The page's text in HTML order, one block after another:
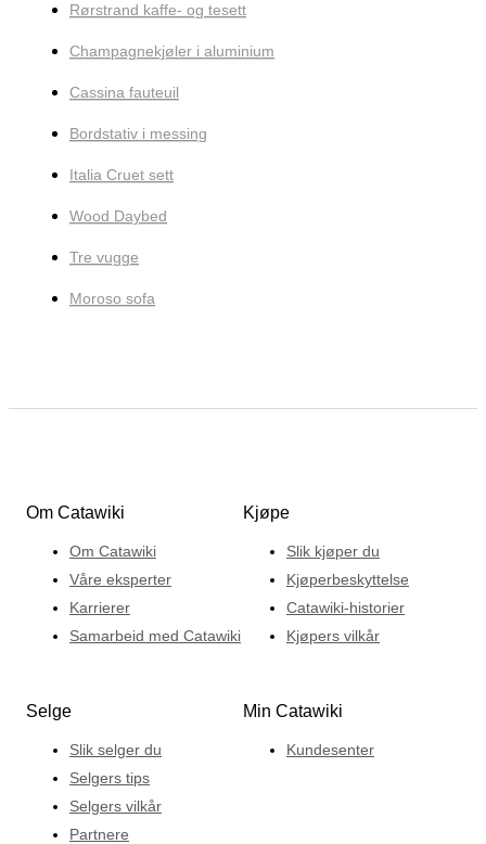
Rørstrand kaffe- og tesett
Champagnekjøler i aluminium
Cassina fauteuil
Bordstativ i messing
Italia Cruet sett
Wood Daybed
Tre vugge
Moroso sofa
Om Catawiki
Om Catawiki
Våre eksperter
Karrierer
Samarbeid med Catawiki
Kjøpe
Slik kjøper du
Kjøperbeskyttelse
Catawiki-historier
Kjøpers vilkår
Selge
Slik selger du
Selgers tips
Selgers vilkår
Partnere
Min Catawiki
Kundesenter